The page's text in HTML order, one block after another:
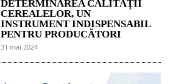
DETERMINAREA CALITĂȚII
CEREALELOR, UN
INSTRUMENT INDISPENSABIL
PENTRU PRODUCĂTORI
31 mai 2024